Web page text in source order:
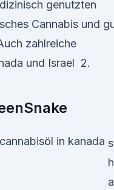
genutzten
Cannabis und
zahlreiche
und Israel 2.
h